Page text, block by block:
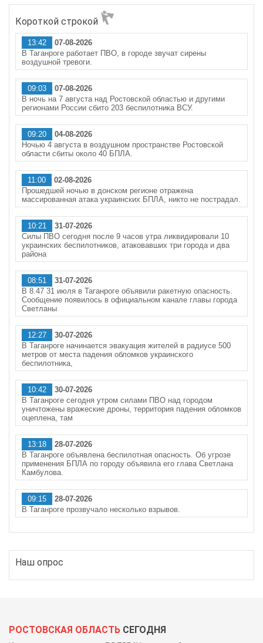
Короткой строкой
13:42
07-08-2026
В Таганроге работает ПВО, в городе звучат сирены
воздушной тревоги.
09:03
07-08-2026
В ночь на 7 августа над Ростовской областью и другими
регионами России сбито 203 беспилотника ВСУ.
09:20
04-08-2026
Ночью 4 августа в воздушном пространстве Ростовской
области сбиты около 40 БПЛА.
11:00
02-08-2026
Прошедшей ночью в донском регионе отражена
массированная атака украинских БПЛА, никто не пострадал.
10:21
31-07-2026
Силы ПВО сегодня после 9 часов утра ликвидировали 10
украинских беспилотников, атаковавших три города и два
района
08:51
31-07-2026
В 8.47 31 июля в Таганроге объявили ракетную опасность.
Сообщение появилось в официальном канале главы города
Светланы
12:27
30-07-2026
В Таганроге начинается эвакуация жителей в радиусе 500
метров от места падения обломков украинского
беспилотника,
10:42
30-07-2026
В Таганроге сегодня утром силами ПВО над городом
уничтожены вражеские дроны, территория падения обломков
оцеплена, там
13:18
28-07-2026
В Таганроге объявлена беспилотная опасность. Об угрозе
применения БПЛА по городу объявила его глава Светлана
Камбулова.
09:15
28-07-2026
В Таганроге прозвучало несколько взрывов.
Наш опрос
РОСТОВСКАЯ ОБЛАСТЬ СЕГОДНЯ